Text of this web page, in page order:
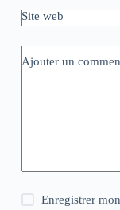
Site web
Ajouter un
Enregistrer